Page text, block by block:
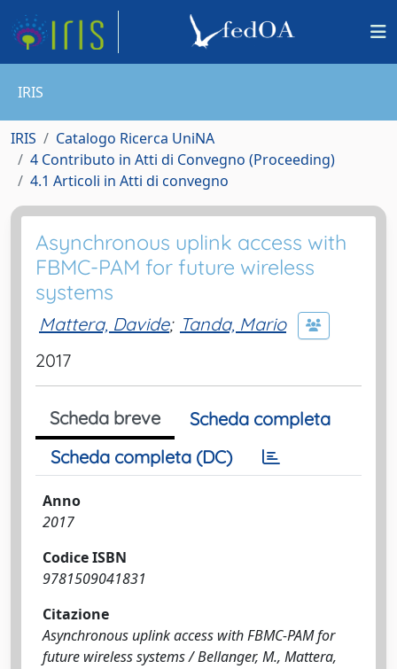
IRIS
IRIS
Catalogo Ricerca UniNA
4 Contributo in Atti di Convegno (Proceeding)
4.1 Articoli in Atti di convegno
Asynchronous uplink access with
FBMC-PAM for future wireless
systems
Mattera, Davide; Tanda, Mario
2017
Scheda breve
Scheda completa
Scheda completa (DC)
Anno
2017
Codice ISBN
9781509041831
Citazione
Asynchronous uplink access with FBMC-PAM for
future wireless systems / Bellanger, M., Mattera,